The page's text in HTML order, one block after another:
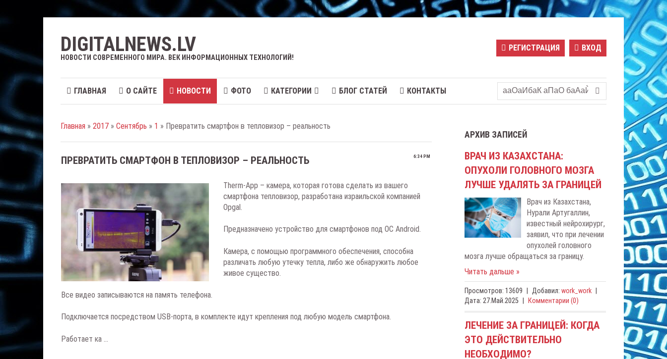
DIGITALNEWS.LV
НОВОСТИ СОВРЕМЕННОГО МИРА. ВЕК ИНФОРМАЦИОННЫХ ТЕХНОЛОГИЙ!
РЕГИСТРАЦИЯ ВХОД
ГЛАВНАЯ О САЙТЕ НОВОСТИ ФОТО КАТЕГОРИИ БЛОГ СТАТЕЙ КОНТАКТЫ
Главная »2017 » Сентябрь » 1 » Превратить смартфон в тепловизор – реальность
6:34 PM
ПРЕВРАТИТЬ СМАРТФОН В ТЕПЛОВИЗОР – РЕАЛЬНОСТЬ
Therm-App – камера, которая готова сделать из вашего
смартфона тепловизор, разработана израильской компанией
Opgal.
Предназначено устройство для смартфонов под ОС Android.
Камера, с помощью программного обеспечения, способна
различать любую утечку тепла, либо же обнаружить любое
живое существо.
Все видео записываются на память телефона.
Подключается посредством USB-порта, в комплекте идут крепления под любую модель смартфона.
Работает ка ...
АРХИВ ЗАПИСЕЙ
ВРАЧ ИЗ КАЗАХСТАНА:
ОПУХОЛИ ГОЛОВНОГО МОЗГА
ЛУЧШЕ УДАЛЯТЬ ЗА ГРАНИЦЕЙ
Врач из Казахстана,
Нурали Артугаллин,
известный нейрохирург,
заявил, что при лечении
опухолей головного
мозга лучше обращаться за границу.
Читать дальше »
Просмотров: 13609 Добавил: work_work
Дата: 27.Май.2025 Комментарии (0)
ЛЕЧЕНИЕ ЗА ГРАНИЦЕЙ: КОГДА
ЭТО ДЕЙСТВИТЕЛЬНО
НЕОБХОДИМО?